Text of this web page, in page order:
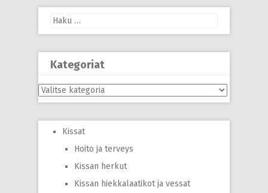
Haku:
Kategoriat
Kategoriat
Kissat
Hoito ja terveys
Kissan herkut
Kissan hiekkalaatikot ja vessat